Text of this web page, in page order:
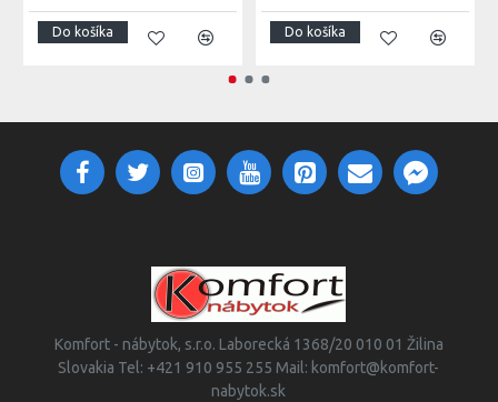
Do košíka Do košíka
Komfort - nábytok, s.r.o. Laborecká 1368/20 010 01 Žilina
Slovakia Tel: +421 910 955 255 Mail: komfort@komfort-
nabytok.sk